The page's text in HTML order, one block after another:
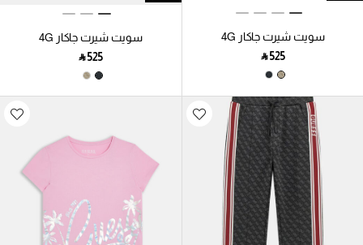
سويت شيرت جاكار 4G
‎ ⃁ ⁦525⁩ ‎
سويت شيرت جاكار 4G
‎ ⃁ ⁦525⁩ ‎